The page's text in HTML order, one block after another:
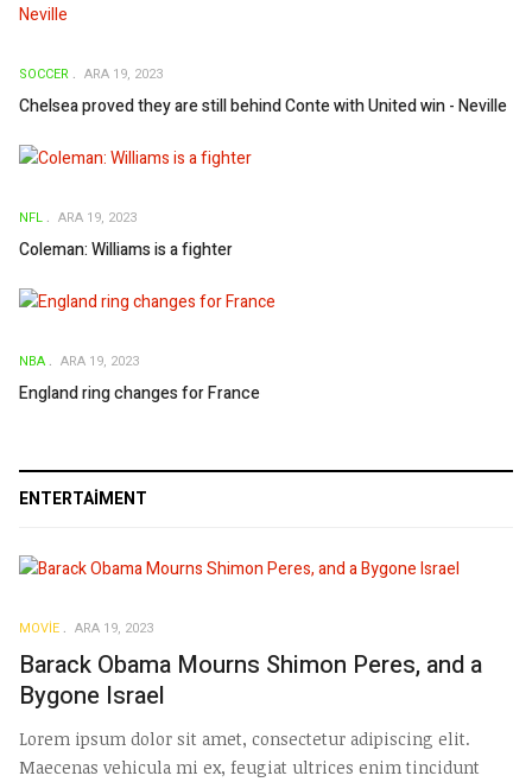
SOCCER ARA 19, 2023
Chelsea proved they are still behind Conte with United win - Neville
NFL ARA 19, 2023
Coleman: Williams is a fighter
NBA ARA 19, 2023
England ring changes for France
ENTERTAIMENT
MOVIE ARA 19, 2023
Barack Obama Mourns Shimon Peres, and a
Bygone Israel
Lorem ipsum dolor sit amet, consectetur adipiscing elit.
Maecenas vehicula mi ex, feugiat ultrices enim tincidunt